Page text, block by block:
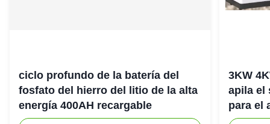
ciclo profundo de la batería del
fosfato del hierro del litio de la alta
energía 400AH recargable
3KW
apila el
para el
del